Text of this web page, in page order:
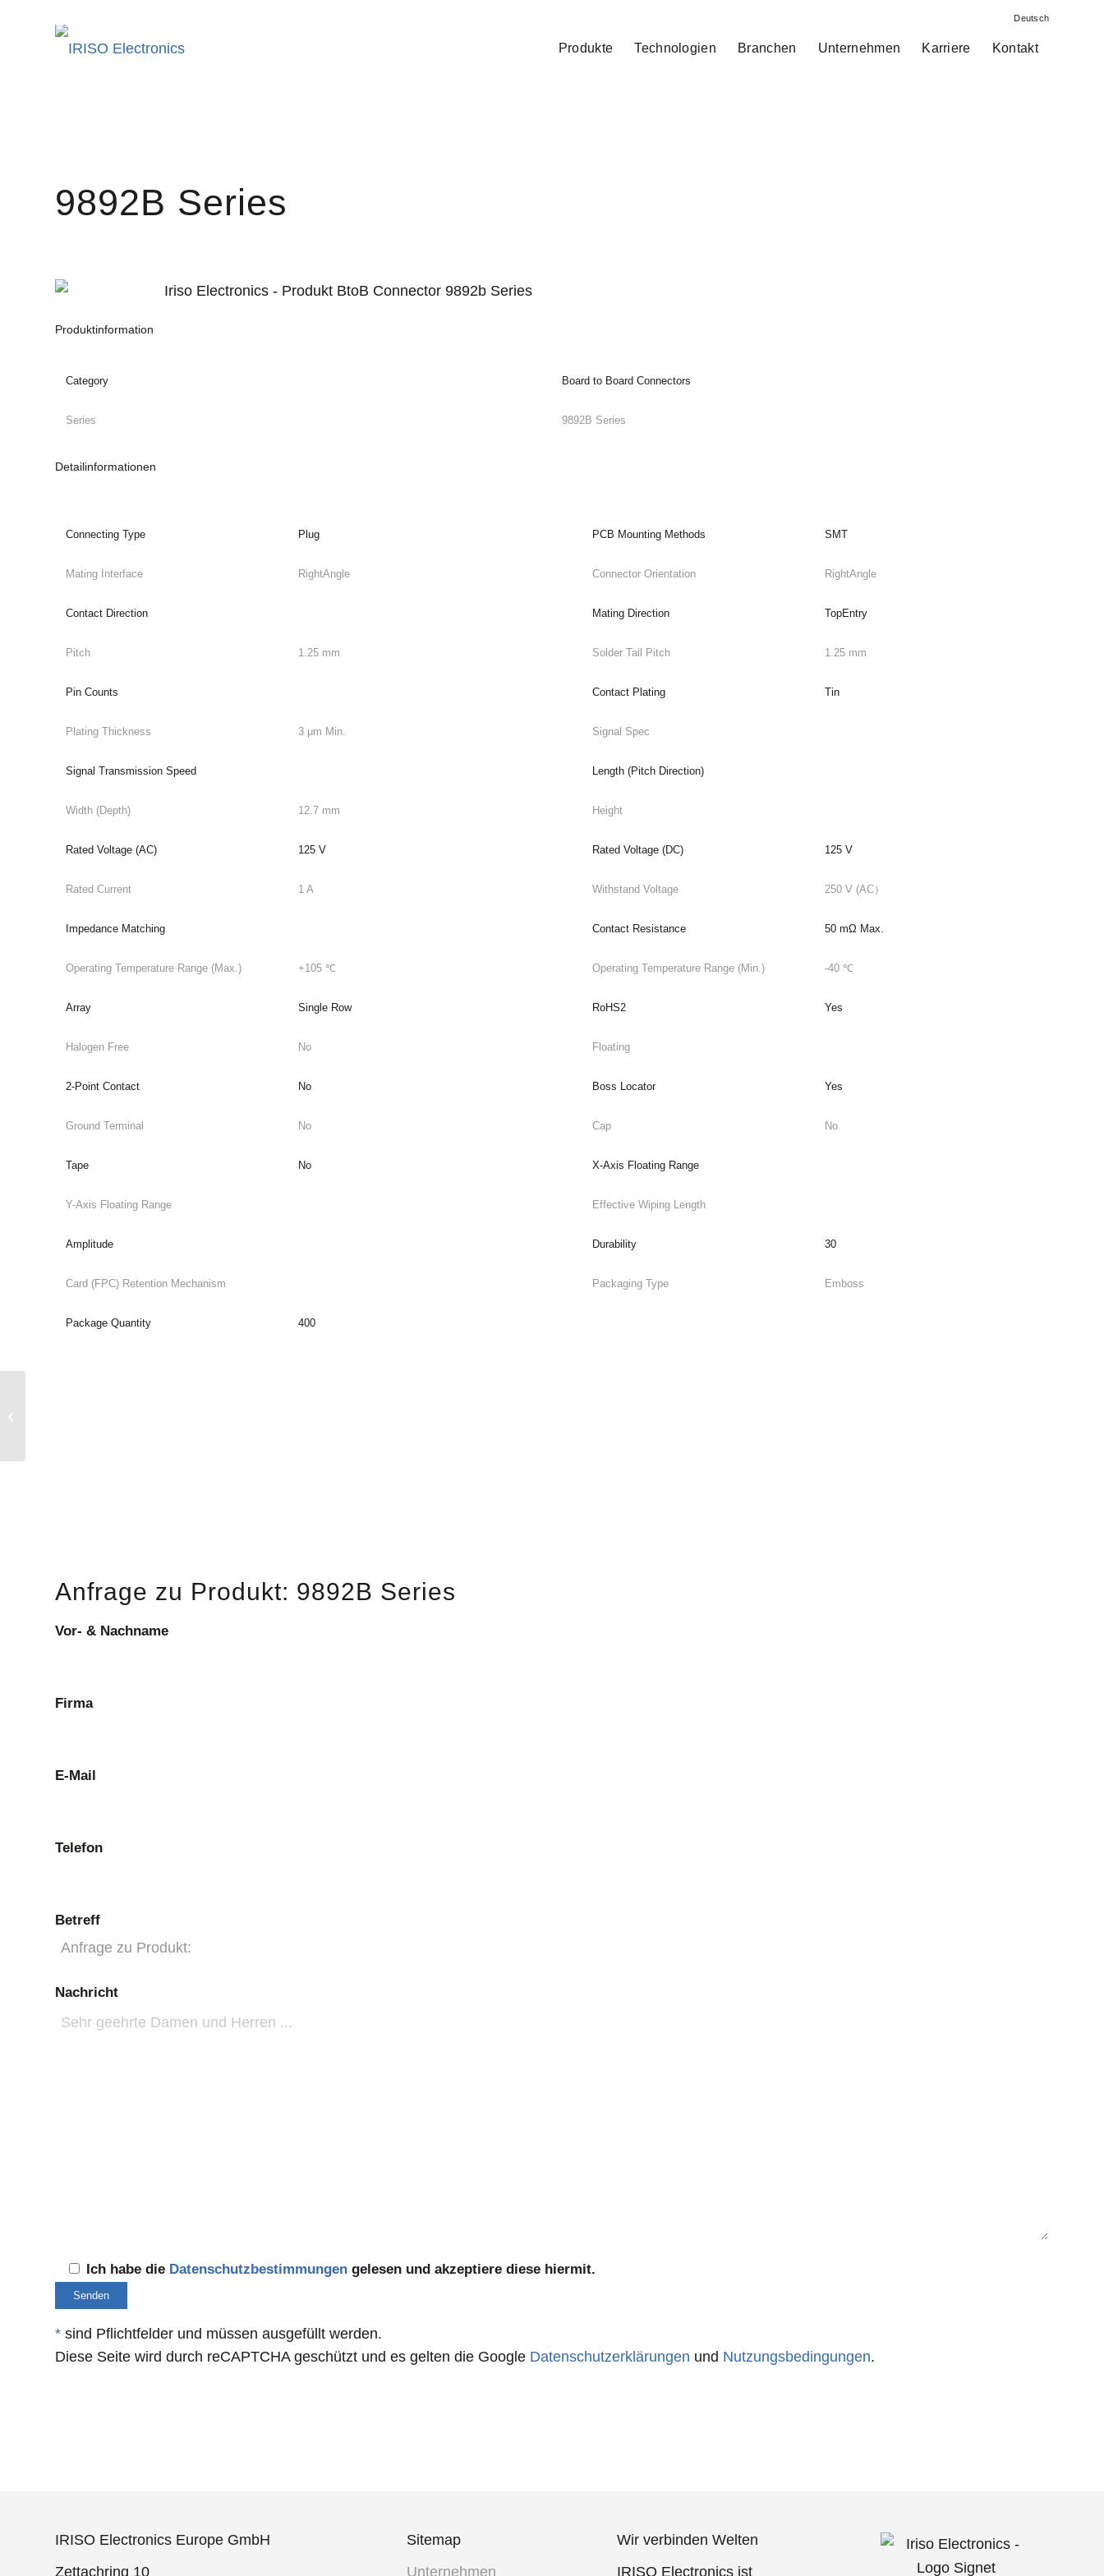
Deutsch
Produkte Technologien Branchen Unternehmen Karriere Kontakt
9892B Series
Produktinformation
Category Board to Board Connectors
Series 9892B Series
Detailinformationen
Connecting Type Plug
Mating Interface RightAngle
Contact Direction
Pitch 1.25 mm
Pin Counts
Plating Thickness 3 μm Min.
Signal Transmission Speed
Width (Depth) 12.7 mm
Rated Voltage (AC) 125 V
Rated Current 1 A
Impedance Matching
Operating Temperature Range (Max.) +105 ℃
Array Single Row
Halogen Free No
2-Point Contact No
Ground Terminal No
Tape No
Y-Axis Floating Range
Amplitude
Card (FPC) Retention Mechanism
Package Quantity 400
PCB Mounting Methods SMT
Connector Orientation RightAngle
Mating Direction TopEntry
Solder Tail Pitch 1.25 mm
Contact Plating Tin
Signal Spec
Length (Pitch Direction)
Height
Rated Voltage (DC) 125 V
Withstand Voltage 250 V (AC）
Contact Resistance 50 mΩ Max.
Operating Temperature Range (Min.) -40 ℃
RoHS2 Yes
Floating
Boss Locator Yes
Cap No
X-Axis Floating Range
Effective Wiping Length
Durability 30
Packaging Type Emboss
Anfrage zu Produkt: 9892B Series
Vor- & Nachname
Firma
E-Mail
Telefon
Betreff
Nachricht
Ich habe die Datenschutzbestimmungen gelesen und akzeptiere diese hiermit.
* sind Pflichtfelder und müssen ausgefüllt werden.
Diese Seite wird durch reCAPTCHA geschützt und es gelten die Google Datenschutzerklärungen und Nutzungsbedingungen.
IRISO Electronics Europe GmbH
Zettachring 10
Sitemap
Unternehmen
Wir verbinden Welten
IRISO Electronics ist